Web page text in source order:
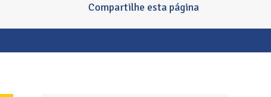
Compartilhe esta página